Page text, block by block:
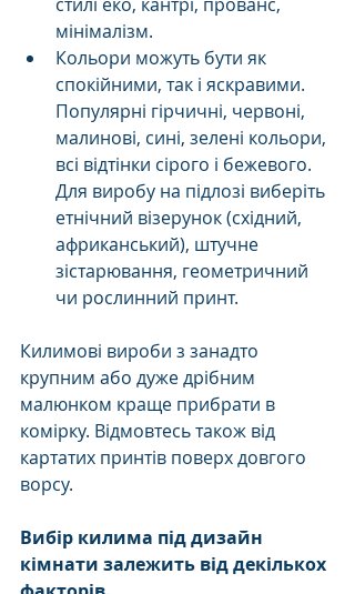
мінімалізм.
Кольори можуть бути як
спокійними, так і яскравими.
Популярні гірчичні, червоні,
малинові, сині, зелені кольори,
всі відтінки сірого і бежевого.
Для виробу на підлозі виберіть
етнічний візерунок (східний,
африканський), штучне
зістарювання, геометричний
чи рослинний принт.
Килимові вироби з занадто
крупним або дуже дрібним
малюнком краще прибрати в
комірку. Відмовтесь також від
картатих принтів поверх довгого
ворсу.
Вибір килима під дизайн
кімнати залежить від декількох